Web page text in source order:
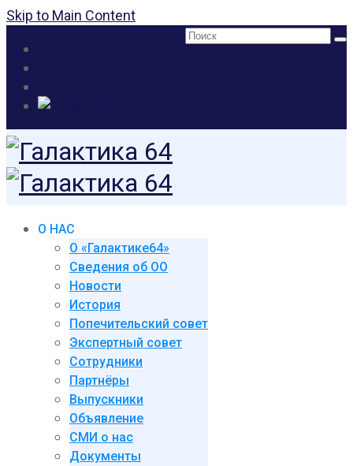
Skip to Main Content
Поиск:
О НАС
О «Галактике64»
Сведения об ОО
Новости
История
Попечительский совет
Экспертный совет
Сотрудники
Партнёры
Выпускники
Объявление
СМИ о нас
Документы